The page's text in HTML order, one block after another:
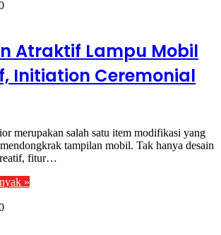
Atraktif Lampu Mobil
Initiation Ceremonial
merupakan salah satu item modifikasi yang
tampilan mobil. Tak hanya desain
fitur…
»